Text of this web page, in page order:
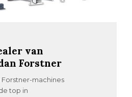
van
Forstner
Forstner-machines
top in